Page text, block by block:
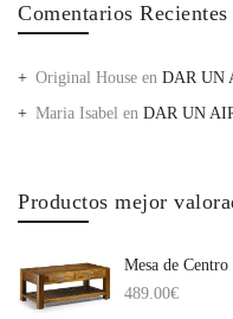
Comentarios Recientes
Original House en DAR UN
Maria Isabel en DAR UN
Productos mejor
Mesa de
489.00€